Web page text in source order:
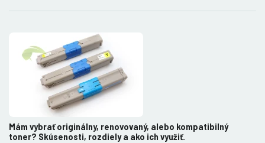
Mám vybrať originálny, renovovaný, alebo kompatibilný
toner? Skúsenosti, rozdiely a ako ich využiť.